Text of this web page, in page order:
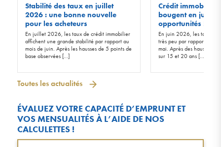
Stabilité des taux en juillet
2026 : une bonne nouvelle
pour les acheteurs
En juillet 2026, les taux de crédit immobilier
affichent une grande stabilité par rapport au
mois de juin. Après les hausses de 5 points de
base observées […]
Crédit immobilier
bougent en juin
opportunités !
En juin 2026, les taux
très peu par rapport à
mai. Après des hausses
sur 15 et 20 ans […]
Toutes les actualités
ÉVALUEZ VOTRE CAPACITÉ D’EMPRUNT ET
VOS MENSUALITÉS À L’AIDE DE NOS
CALCULETTES !